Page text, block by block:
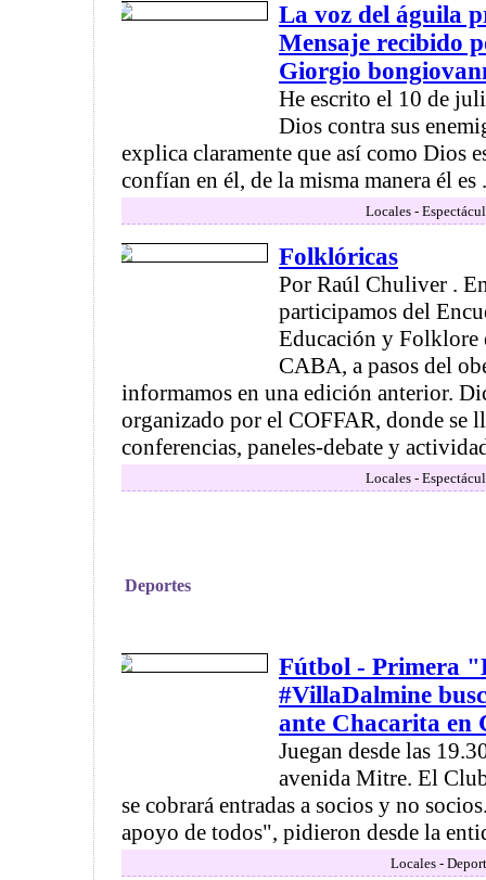
La voz del águila
Mensaje recibido
Giorgio
He escrito el 10 de
Dios contra sus
explica claramente que así como Dios
confían en él, de la misma manera él es
Locales -
Folklóricas
Por Raúl Chuliver .
participamos del
Educación y Folklore
CABA, a pasos del
informamos en una edición anterior.
organizado por el COFFAR, donde se
conferencias, paneles-debate y
Locales -
Deportes
Fútbol - Primera
#VillaDalmine
ante Chacarita en
Juegan desde las
avenida Mitre. El
se cobrará entradas a socios y no
apoyo de todos", pidieron desde la
Locales -